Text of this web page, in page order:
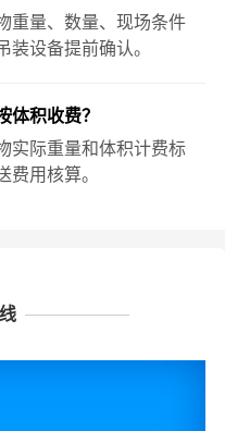
重量、数量、现场条件
装设备提前确认。
体积收费？
实际重量和体积计费标
费用核算。